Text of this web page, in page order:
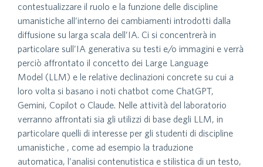
contestualizzare il ruolo e la funzione delle discipline
umanistiche all’interno dei cambiamenti introdotti dalla
diffusione su larga scala dell’IA. Ci si concentrerà in
particolare sull’IA generativa su testi e/o immagini e verrà
perciò affrontato il concetto dei Large Language
Model (LLM) e le relative declinazioni concrete su cui a
loro volta si basano i noti chatbot come ChatGPT,
Gemini, Copilot o Claude. Nelle attività del laboratorio
verranno affrontati sia gli utilizzi di base degli LLM, in
particolare quelli di interesse per gli studenti di discipline
umanistiche , come ad esempio la traduzione
automatica, l’analisi contenutistica e stilistica di un testo,